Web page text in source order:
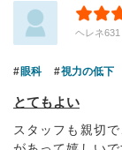
ヘレネ631
眼科 視力の低下
とてもよい
スタッフも親切